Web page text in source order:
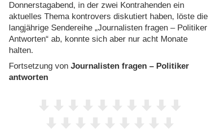
Donnerstagabend, in der zwei Kontrahenden ein
aktuelles Thema kontrovers diskutiert haben, löste die
langjährige Sendereihe „Journalisten fragen – Politiker
Antworten“ ab, konnte sich aber nur acht Monate
halten.
Fortsetzung von Journalisten fragen – Politiker
antworten